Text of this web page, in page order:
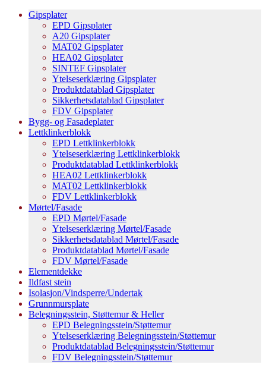
Gipsplater
EPD Gipsplater
A20 Gipsplater
MAT02 Gipsplater
HEA02 Gipsplater
SINTEF Gipsplater
Ytelseserklæring Gipsplater
Produktdatablad Gipsplater
Sikkerhetsdatablad Gipsplater
FDV Gipsplater
Bygg- og Fasadeplater
Lettklinkerblokk
EPD Lettklinkerblokk
Ytelseserklæring Lettklinkerblokk
Produktdatablad Lettklinkerblokk
HEA02 Lettklinkerblokk
MAT02 Lettklinkerblokk
FDV Lettklinkerblokk
Mørtel/Fasade
EPD Mørtel/Fasade
Ytelseserklæring Mørtel/Fasade
Sikkerhetsdatablad Mørtel/Fasade
Produktdatablad Mørtel/Fasade
FDV Mørtel/Fasade
Elementdekke
Ildfast stein
Isolasjon/Vindsperre/Undertak
Grunnmursplate
Belegningsstein, Støttemur & Heller
EPD Belegningsstein/Støttemur
Ytelseserklæring Belegningsstein/Støttemur
Produktdatablad Belegningsstein/Støttemur
FDV Belegningsstein/Støttemur